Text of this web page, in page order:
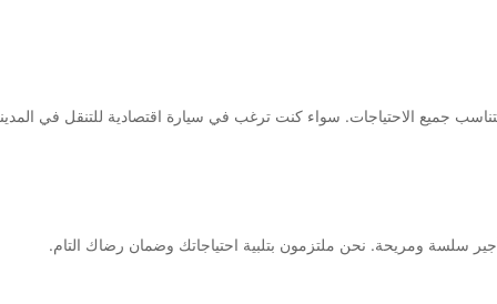
جميع الاحتياجات. سواء كنت ترغب في سيارة اقتصادية للتنقل في المدينة
سلسة ومريحة. نحن ملتزمون بتلبية احتياجاتك وضمان رضاك التام.